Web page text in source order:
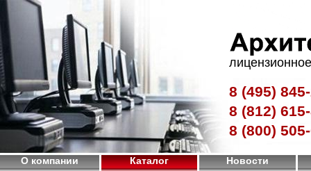
8 (495)
8 (812)
8 (800)
О компании Каталог Новости